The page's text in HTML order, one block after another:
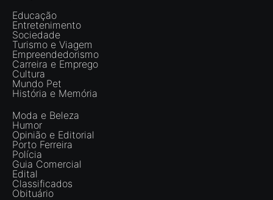
Educação
Entretenimento
Sociedade
Turismo e Viagem
Empreendedorismo
Carreira e Emprego
Cultura
Mundo Pet
História e Memória
Moda e Beleza
Humor
Opinião e Editorial
Porto Ferreira
Polícia
Guia Comercial
Edital
Classificados
Obituário